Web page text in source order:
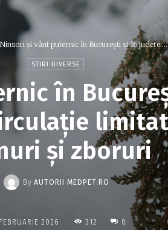
Ninsori și vânt puternic în București și 16 județe:...
STIRI DIVERSE
în
și zboruri
By AUTORII MEDPET.RO
2026 312 0